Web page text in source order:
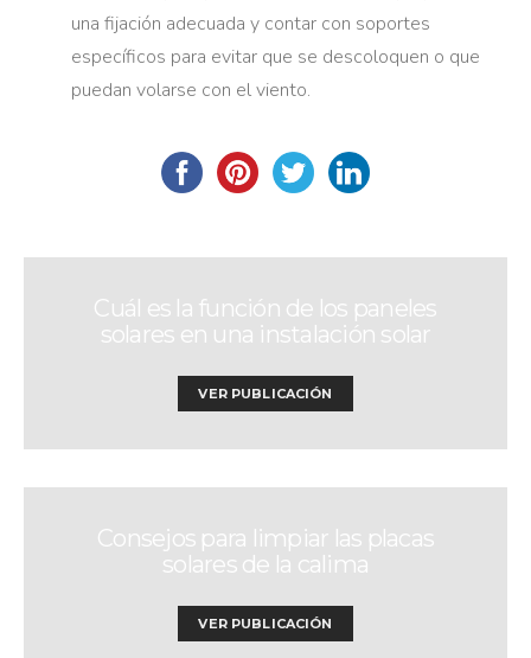
una fijación adecuada y contar con soportes
específicos para evitar que se descoloquen o que
puedan volarse con el viento.
Cuál es la función de los paneles
solares en una instalación solar
VER PUBLICACIÓN
Consejos para limpiar las placas
solares de la calima
VER PUBLICACIÓN